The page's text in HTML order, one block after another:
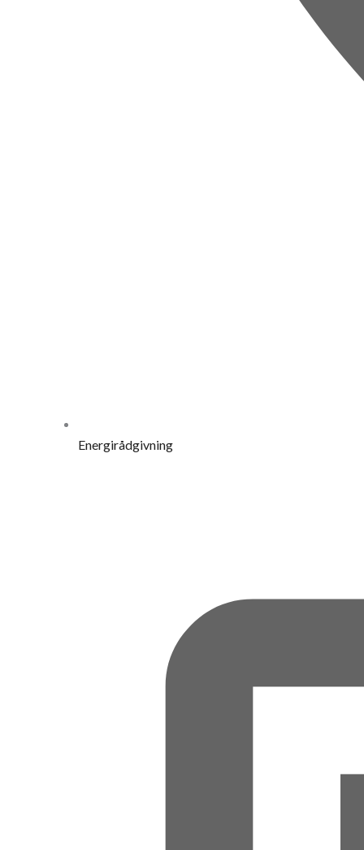
Energirådgivning